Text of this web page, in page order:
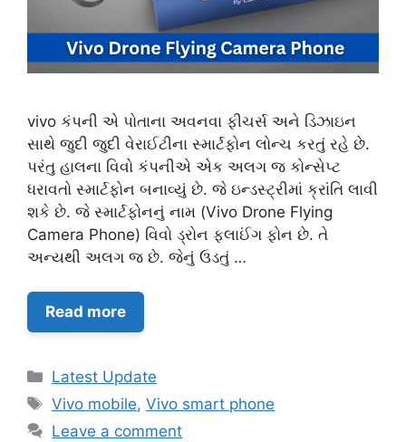
vivo કંપની એ પોતાના અવનવા ફીચર્સ અને ડિઝાઇન
સાથે જુદી જુદી વેરાઈટીના સ્માર્ટફોન લોન્ચ કરતું રહે છે.
પરંતુ હાલના વિવો કંપનીએ એક અલગ જ કોન્સેપ્ટ
ધરાવતો સ્માર્ટફોન બનાવ્યું છે. જે ઇન્ડસ્ટ્રીમાં ક્રાંતિ લાવી
શકે છે. જે સ્માર્ટફોનનું નામ (Vivo Drone Flying
Camera Phone) વિવો ડ્રોન ફ્લાઈંગ ફોન છે. તે
અન્યથી અલગ જ છે. જેનું ઉડતું …
Read more
Categories
Latest Update
Tags
Vivo mobile,Vivo smart phone
Leave a comment